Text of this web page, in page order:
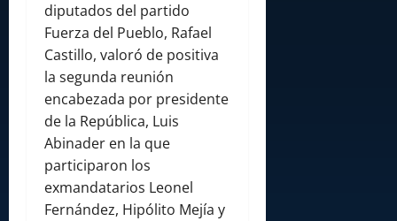
diputados del partido
Fuerza del Pueblo, Rafael
Castillo, valoró de positiva
la segunda reunión
encabezada por presidente
de la República, Luis
Abinader en la que
participaron los
exmandatarios Leonel
Fernández, Hipólito Mejía y